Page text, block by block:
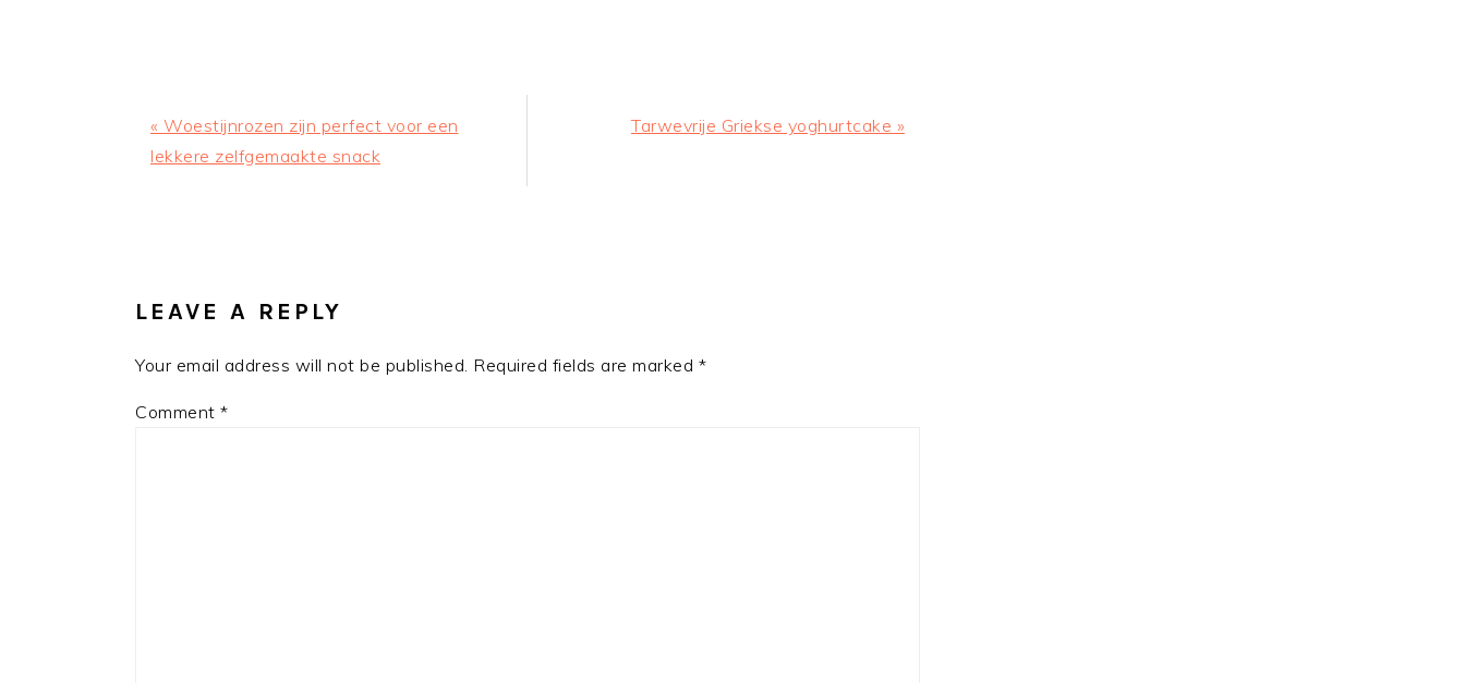
Previous
Post:
« Woestijnrozen zijn perfect voor een
lekkere zelfgemaakte snack
Next
Tarwevrije Griekse yoghurtcake »
LEAVE A REPLY
Your email address will not be published. Required fields are marked *
Comment *